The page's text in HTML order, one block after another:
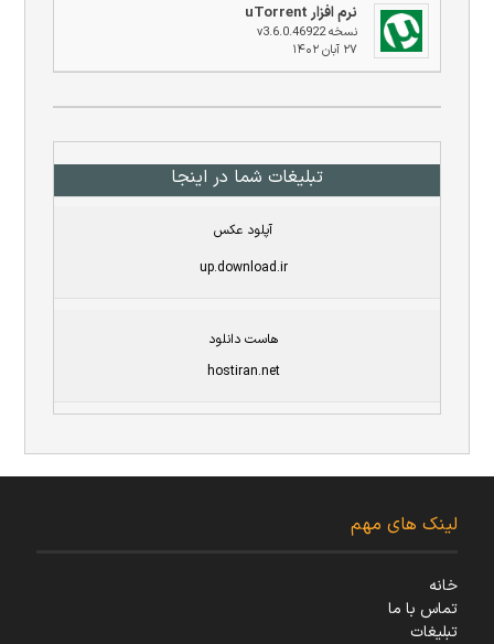
نرم افزار uTorrent
نسخه v3.6.0.46922
۲۷ آبان ۱۴۰۲
تبلیغات شما در اینجا
آپلود عکس
up.download.ir
هاست دانلود
hostiran.net
لینک های مهم
خانه
تماس با ما
تبلیغات